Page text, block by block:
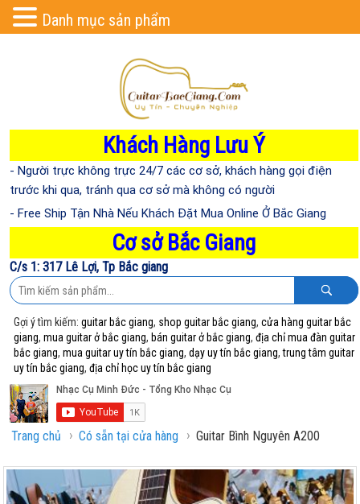
Khách Hàng Lưu Ý
- Người trực không trực 24/7 các cơ sở, khách hàng gọi điện
trước khi qua, tránh qua cơ sở mà không có người
- Free Ship Tận Nhà Nếu Khách Đặt Mua Online Ở Bắc Giang
Cơ sở Bắc Giang
C/s 1: 317 Lê Lợi, Tp Bắc giang
Gợi ý tìm kiếm:guitar bắc giang, shop guitar bắc giang,cửa hàng guitar bắc
giang,mua guitar ở bắc giang, bán guitar ở bắc giang,địa chỉ mua đàn guitar
bắc giang,mua guitar uy tín bắc giang,dạy uy tín bắc giang,trung tâm guitar
uy tín bắc giang,địa chỉ học uy tín bắc giang
Trang chủ › Có sẵn tại cửa hàng › Guitar Bình Nguyên A200
Danh mục sản phẩm